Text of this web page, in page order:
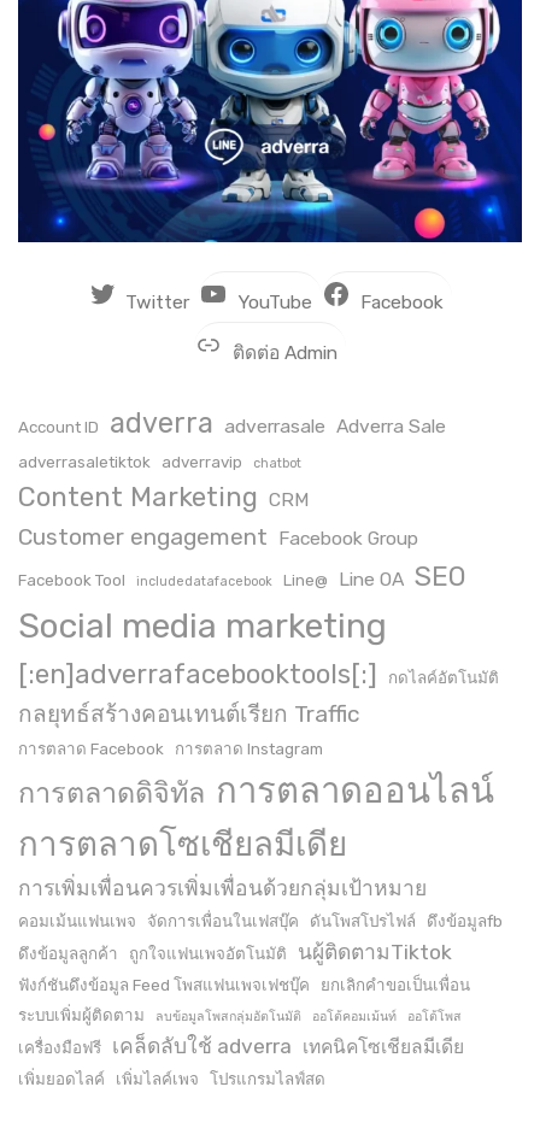
Twitter YouTube Facebook
ติดต่อ Admin
Account ID adverra adverrasale Adverra Sale
adverrasaletiktok adverravip chatbot
Content Marketing CRM
Customer engagement Facebook Group
Facebook Tool includedatafacebook Line@ Line OA SEO
Social media marketing
[:en]adverrafacebooktools[:] กดไลค์อัตโนมัติ
กลยุทธ์สร้างคอนเทนต์เรียก Traffic
การตลาด Facebook การตลาด Instagram
การตลาดดิจิทัล การตลาดออนไลน์
การตลาดโซเชียลมีเดีย
การเพิ่มเพื่อนควรเพิ่มเพื่อนด้วยกลุ่มเป้าหมาย
คอมเม้นแฟนเพจ จัดการเพื่อนในเฟสบุ๊ค ดันโพสโปรไฟล์
ดึงข้อมูลfb
ดึงข้อมูลลูกค้า
ถูกใจแฟนเพจอัตโนมัติ นผู้ติดตามTiktok
ฟังก์ชันดึงข้อมูล Feed โพสแฟนเพจเฟชบุ๊ค
ยกเลิกคำขอเป็นเพื่อน
ระบบเพิ่มผู้ติดตาม
ลบข้อมูลโพสกลุ่มอัตโนมัติ ออโต้คอมเม้นท์ ออโต้โพส
เครื่องมือฟรี เคล็ดลับใช้ adverra เทคนิคโซเชียลมีเดีย
เพิ่มยอดไลค์ เพิ่มไลค์เพจ โปรแกรมไลฟ์สด